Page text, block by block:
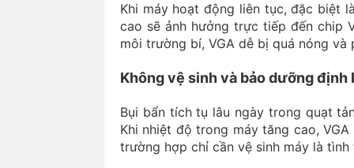
Khi máy hoạt động liên tục, đặc biệt
cao sẽ ảnh hưởng trực tiếp đến chip
môi trường bí, VGA dễ bị quá nóng và
Không vệ sinh và bảo dưỡng định
Bụi bẩn tích tụ lâu ngày trong quạt
Khi nhiệt độ trong máy tăng cao,
trường hợp chỉ cần vệ sinh máy là